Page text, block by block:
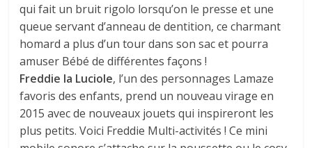
qui fait un bruit rigolo lorsqu’on le presse et une
queue servant d’anneau de dentition, ce charmant
homard a plus d’un tour dans son sac et pourra
amuser Bébé de différentes façons !
Freddie la Luciole, l’un des personnages Lamaze
favoris des enfants, prend un nouveau virage en
2015 avec de nouveaux jouets qui inspireront les
plus petits. Voici Freddie Multi-activités ! Ce mini